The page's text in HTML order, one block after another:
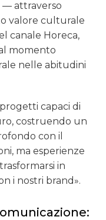
— attraverso
valore culturale
canale Horeca,
momento
nelle abitudini
capaci di
costruendo un
con il
ma esperienze
in
i nostri brand».